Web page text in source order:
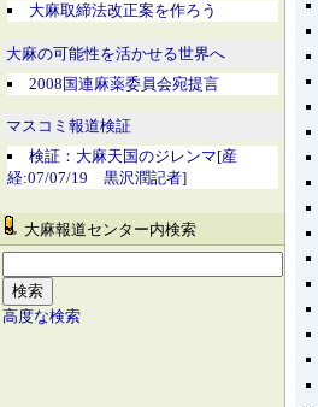
大麻取締法改正案を作ろう
大麻の可能性を活かせる世界へ
2008国連麻薬委員会宛提言
マスコミ報道検証
検証：大麻天国のジレンマ[産
経:07/07/19 黒沢潤記者]
大麻報道センター内検索
高度な検索